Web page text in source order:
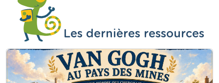
Les dernières ressources